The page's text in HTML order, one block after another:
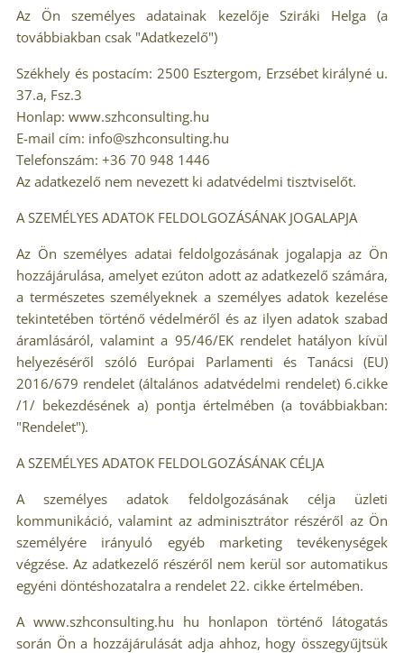
Az Ön személyes adatainak kezelője Sziráki Helga (a
továbbiakban csak "Adatkezelő")
Székhely és postacím: 2500 Esztergom, Erzsébet királyné u.
37.a, Fsz.3
Honlap: www.szhconsulting.hu
E-mail cím: info@szhconsulting.hu
Telefonszám: +36 70 948 1446
Az adatkezelő nem nevezett ki adatvédelmi tisztviselőt.
A SZEMÉLYES ADATOK FELDOLGOZÁSÁNAK JOGALAPJA
Az Ön személyes adatai feldolgozásának jogalapja az Ön
hozzájárulása, amelyet ezúton adott az adatkezelő számára,
a természetes személyeknek a személyes adatok kezelése
tekintetében történő védelméről és az ilyen adatok szabad
áramlásáról, valamint a 95/46/EK rendelet hatályon kívül
helyezéséről szóló Európai Parlamenti és Tanácsi (EU)
2016/679 rendelet (általános adatvédelmi rendelet) 6.cikke
/1/ bekezdésének a) pontja értelmében (a továbbiakban:
"Rendelet").
A SZEMÉLYES ADATOK FELDOLGOZÁSÁNAK CÉLJA
A személyes adatok feldolgozásának célja üzleti
kommunikáció, valamint az adminisztrátor részéről az Ön
személyére irányuló egyéb marketing tevékenységek
végzése. Az adatkezelő részéről nem kerül sor automatikus
egyéni döntéshozatalra a rendelet 22. cikke értelmében.
A www.szhconsulting.hu hu honlapon történő látogatás
során Ön a hozzájárulását adja ahhoz, hogy összegyűjtsük